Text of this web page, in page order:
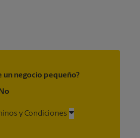
un negocio pequeño?
No
y Condiciones
electrónicos de The UPS Store